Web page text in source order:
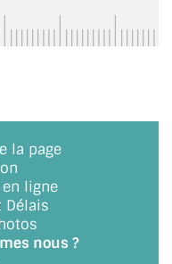
VERRE
la page
ligne
Délais
nous ?